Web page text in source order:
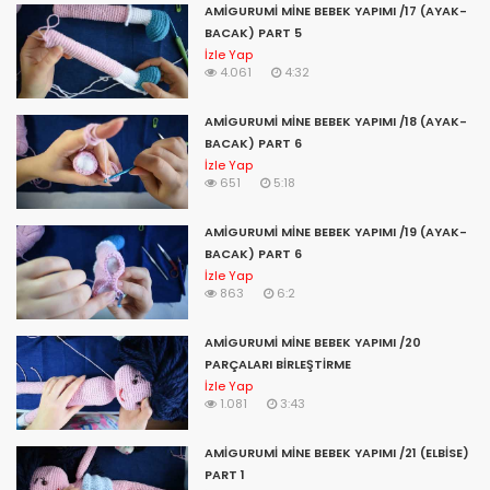
amigurumi inek,
amigurumi ipleri,
amigurumi inek yapımı,
amigurumi ince bebek,
amigurumi işleme göz yapımı,
amigurumi i harfi,
amigurumi ip fiyatları,
amigurumi ilmek kapatma,
amigurumi ilmek kaydırma,
amigurumi joker,
amigurumi jet yapımı,
amigurumi joker yapımı,
amigurumi japanese,
amigurumi jeremy,
amigurumi jack sparrow,
amigurumi japon bebek yapımı,
amigurumi jandarma bebek yapımı,
amigurumi juliet bebek,
amigurumi jip araba yapımı,
letra j amigurumi,
AMİGURUMİ MİNE BEBEK YAPIMI /17 (AYAK-
BACAK) PART 5
İzle Yap
4.061
4:32
AMİGURUMİ MİNE BEBEK YAPIMI /18 (AYAK-
BACAK) PART 6
İzle Yap
651
5:18
AMİGURUMİ MİNE BEBEK YAPIMI /19 (AYAK-
BACAK) PART 6
İzle Yap
863
6:2
AMİGURUMİ MİNE BEBEK YAPIMI /20
PARÇALARI BİRLEŞTİRME
İzle Yap
1.081
3:43
AMİGURUMİ MİNE BEBEK YAPIMI /21 (ELBİSE)
PART 1